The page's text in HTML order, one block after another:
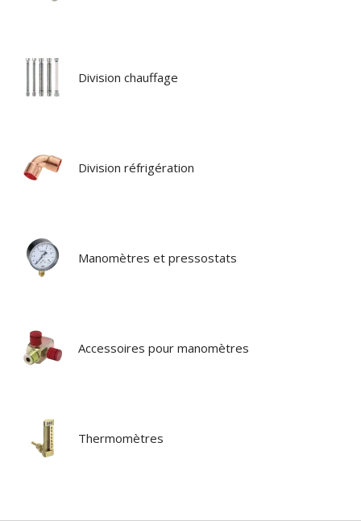
Division chauffage
Division réfrigération
Manomètres et pressostats
Accessoires pour manomètres
Thermomètres